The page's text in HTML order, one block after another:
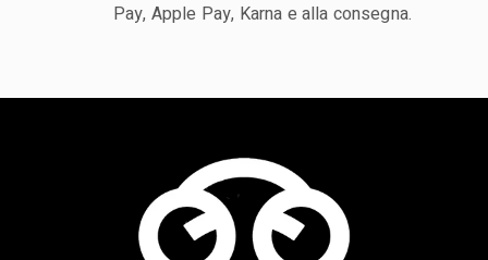
Pay, Apple Pay, Karna e alla consegna.